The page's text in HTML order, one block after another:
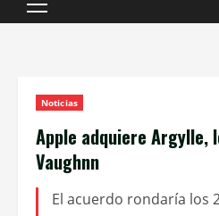
Menú
Noticias
Apple adquiere Argylle,
Vaughnn
El acuerdo rondaría los